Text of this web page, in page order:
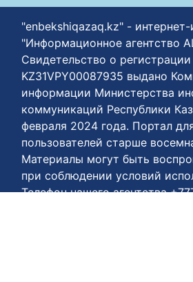
"enbekshiqazaq.kz" -
"Информационное агентство
Свидетельство о регистрации
KZ31VPY00087935 выдано
информации Министерства
коммуникаций Республики
февраля 2024 года. Портал
пользователей старше
Материалы могут быть
при соблюдении условий
Телефон нашего агентства